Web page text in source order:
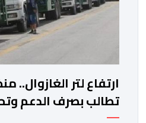
ارتفاع لتر
تطالب بصرف الدعم